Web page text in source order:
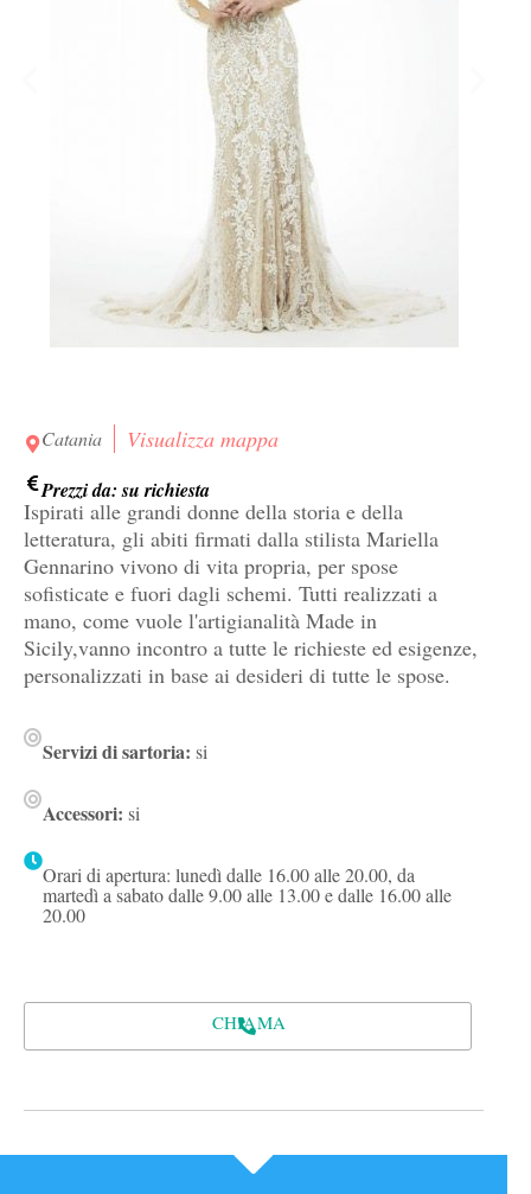
Catania Visualizza mappa
Prezzi da: su richiesta
Ispirati alle grandi donne della storia e della
letteratura, gli abiti firmati dalla stilista Mariella
Gennarino vivono di vita propria, per spose
sofisticate e fuori dagli schemi. Tutti realizzati a
mano, come vuole l'artigianalità Made in
Sicily,vanno incontro a tutte le richieste ed esigenze,
personalizzati in base ai desideri di tutte le spose.
Servizi di sartoria: si
Accessori: si
Orari di apertura: lunedì dalle 16.00 alle 20.00, da
martedì a sabato dalle 9.00 alle 13.00 e dalle 16.00 alle
20.00
CHIAMA